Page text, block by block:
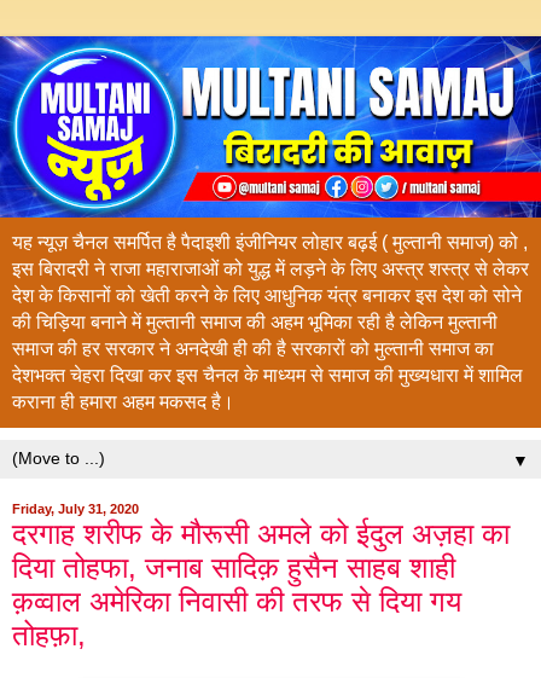
यह न्यूज़ चैनल समर्पित है पैदाइशी इंजीनियर लोहार बढ़ई ( मुल्तानी समाज) को ,
इस बिरादरी ने राजा महाराजाओं को युद्ध में लड़ने के लिए अस्त्र शस्त्र से लेकर
देश के किसानों को खेती करने के लिए आधुनिक यंत्र बनाकर इस देश को सोने
की चिड़िया बनाने में मुल्तानी समाज की अहम भूमिका रही है लेकिन मुल्तानी
समाज की हर सरकार ने अनदेखी ही की है सरकारों को मुल्तानी समाज का
देशभक्त चेहरा दिखा कर इस चैनल के माध्यम से समाज की मुख्यधारा में शामिल
कराना ही हमारा अहम मकसद है।
▼
Friday, July 31, 2020
दरगाह शरीफ के मौरूसी अमले को ईदुल अज़हा का
दिया तोहफा, जनाब सादिक़ हुसैन साहब शाही
क़व्वाल अमेरिका निवासी की तरफ से दिया गय
तोहफ़ा,